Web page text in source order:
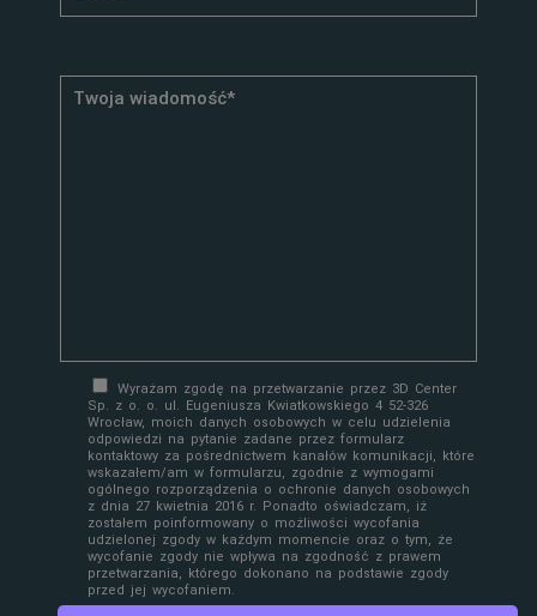
Wyrażam zgodę na przetwarzanie przez 3D Center
Sp. z o. o. ul. Eugeniusza Kwiatkowskiego 4 52-326
Wrocław, moich danych osobowych w celu udzielenia
odpowiedzi na pytanie zadane przez formularz
kontaktowy za pośrednictwem kanałów komunikacji, które
wskazałem/am w formularzu, zgodnie z wymogami
ogólnego rozporządzenia o ochronie danych osobowych
z dnia 27 kwietnia 2016 r. Ponadto oświadczam, iż
zostałem poinformowany o możliwości wycofania
udzielonej zgody w każdym momencie oraz o tym, że
wycofanie zgody nie wpływa na zgodność z prawem
przetwarzania, którego dokonano na podstawie zgody
przed jej wycofaniem.